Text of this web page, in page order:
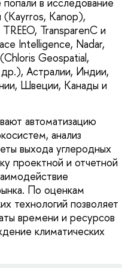
(Kayrros, Kanop),
TransparenC и
Intelligence, Nadar,
Geospatial,
Астралии, Индии,
Швеции, Канады и
автоматизацию
анализ
выхода углеродных
проектной и отчетной
По оценкам
технологий позволяет
времени и ресурсов
климатических